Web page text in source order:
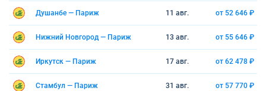
Душанбе — Париж 11 авг. от 52 646 ₽
Нижний Новгород — Париж 13 авг. от 55 646 ₽
Иркутск — Париж 17 авг. от 62 478 ₽
Стамбул — Париж 31 авг. от 57 770 ₽